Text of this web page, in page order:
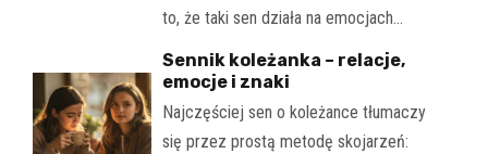
to, że taki sen działa na emocjach…
Sennik koleżanka – relacje,
emocje i znaki
Najczęściej sen o koleżance tłumaczy
się przez prostą metodę skojarzeń: